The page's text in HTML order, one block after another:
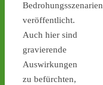
Bedrohungsszenarien
veröffentlicht.
Auch hier sind
gravierende
Auswirkungen
zu befürchten,